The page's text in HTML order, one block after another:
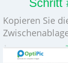
Kopieren Sie